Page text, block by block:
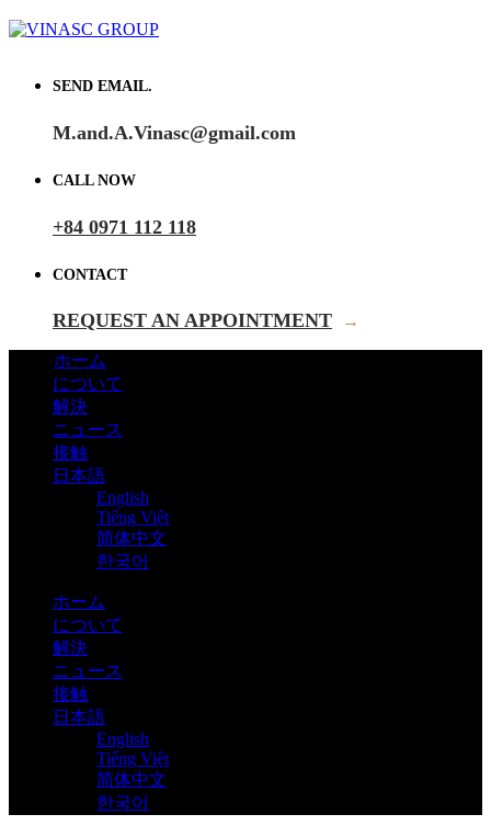
SEND EMAIL.
M.and.A.Vinasc@gmail.com
CALL NOW
+84 0971 112 118
CONTACT
REQUEST AN APPOINTMENT →
ホーム
について
解決
ニュース
接触
日本語
English
Tiếng Việt
简体中文
한국어
ホーム
について
解決
ニュース
接触
日本語
English
Tiếng Việt
简体中文
한국어